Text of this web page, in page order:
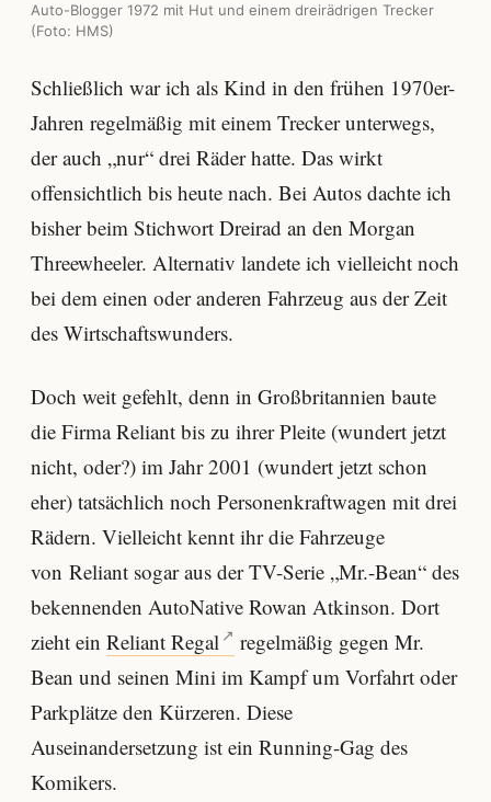
Auto-Blogger 1972 mit Hut und einem dreirädrigen Trecker
(Foto: HMS)
Schließlich war ich als Kind in den frühen 1970er-
Jahren regelmäßig mit einem Trecker unterwegs,
der auch „nur“ drei Räder hatte. Das wirkt
offensichtlich bis heute nach. Bei Autos dachte ich
bisher beim Stichwort Dreirad an den Morgan
Threewheeler. Alternativ landete ich vielleicht noch
bei dem einen oder anderen Fahrzeug aus der Zeit
des Wirtschaftswunders.
Doch weit gefehlt, denn in Großbritannien baute
die Firma Reliant bis zu ihrer Pleite (wundert jetzt
nicht, oder?) im Jahr 2001 (wundert jetzt schon
eher) tatsächlich noch Personenkraftwagen mit drei
Rädern. Vielleicht kennt ihr die Fahrzeuge
von Reliant sogar aus der TV-Serie „Mr.-Bean“ des
bekennenden AutoNative Rowan Atkinson. Dort
zieht ein Reliant Regal
regelmäßig gegen Mr.
Bean und seinen Mini im Kampf um Vorfahrt oder
Parkplätze den Kürzeren. Diese
Auseinandersetzung ist ein Running-Gag des
Komikers.